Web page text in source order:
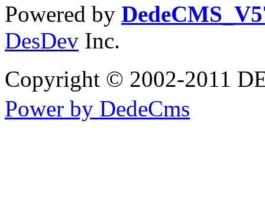
Powered by
DesDev Inc.
Copyright © 2002-2011
Power by DedeCms